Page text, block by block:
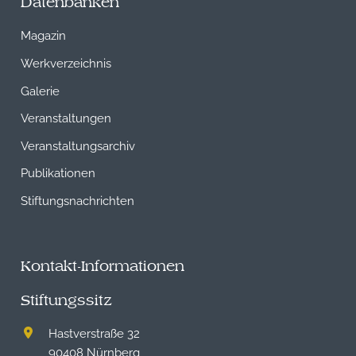
Magazin
Werkverzeichnis
Galerie
Veranstaltungen
Veranstaltungsarchiv
Publikationen
Stiftungsnachrichten
Kontakt-Informationen
Stiftungssitz
Hastverstraße 32
90408 Nürnberg